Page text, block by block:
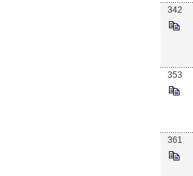
342
353
361